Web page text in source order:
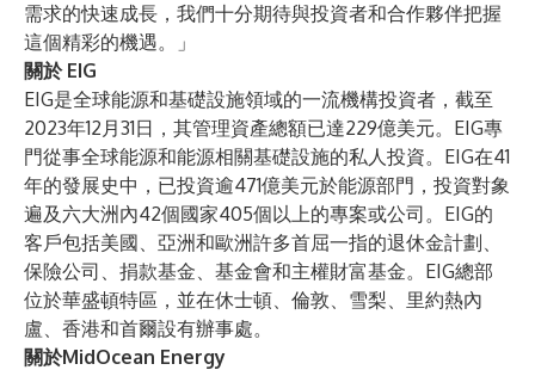
需求的快速成長，我們十分期待與投資者和合作夥伴把握
這個精彩的機遇。」
關於 EIG
EIG是全球能源和基礎設施領域的一流機構投資者，截至
2023年12月31日，其管理資產總額已達229億美元。EIG專
門從事全球能源和能源相關基礎設施的私人投資。EIG在41
年的發展史中，已投資逾471億美元於能源部門，投資對象
遍及六大洲內42個國家405個以上的專案或公司。EIG的
客戶包括美國、亞洲和歐洲許多首屈一指的退休金計劃、
保險公司、捐款基金、基金會和主權財富基金。EIG總部
位於華盛頓特區，並在休士頓、倫敦、雪梨、里約熱內
盧、香港和首爾設有辦事處。
關於MidOcean Energy